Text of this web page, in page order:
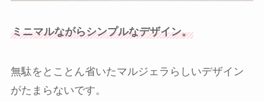
ミニマルながらシンプルなデザイン。
無駄をとことん省いたマルジェラらしいデザイン
がたまらないです。